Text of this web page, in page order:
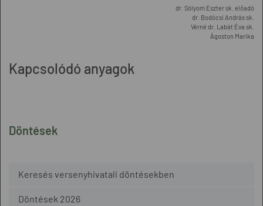
Döntések
Keresés versenyhivatali döntésekben
Döntések 2026
dr. Sólyom Eszter sk. előadó
dr. Bodócsi András sk.
Vérné dr. Labát Éva sk.
Ágoston Marika
Kapcsolódó anyagok